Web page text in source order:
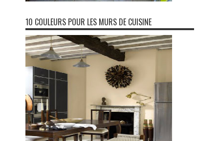
10 COULEURS POUR LES MURS DE CUISINE